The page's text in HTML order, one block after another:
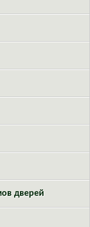
дверей